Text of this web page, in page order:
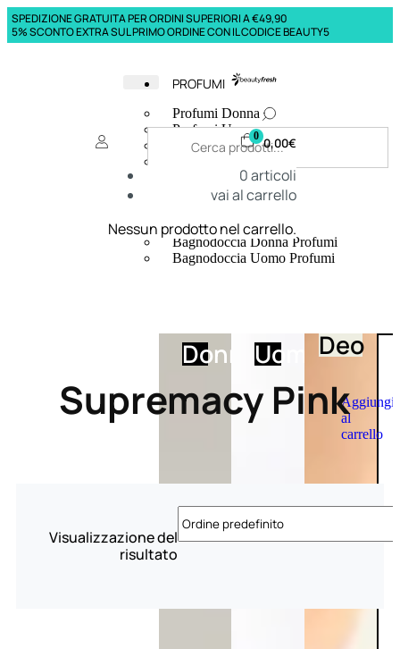
SPEDIZIONE GRATUITA PER ORDINI SUPERIORI A €49,90
5% SCONTO EXTRA SUL PRIMO ORDINE CON IL CODICE BEAUTY5
PROFUMI
Profumi Donna
Profumi Uomo
Deodoranti Donna
Corpo Donna
Corpo Uomo
Creme Mani
Bagnodoccia Donna Profumi
Bagnodoccia Uomo Profumi
DonnaUomoDeo
Aggiungi
al
carrello
0 0,00€
0articoli
vai al carrello
Nessun prodotto nel carrello.
Supremacy Pink
Visualizzazione del
risultato